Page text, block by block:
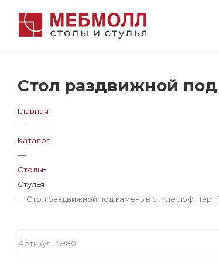
Стол раздвижной под
Главная
—
Каталог
—
Столы
Стулья
—Стол раздвижной под камень в стиле лофт (арт
Артикул: 15980